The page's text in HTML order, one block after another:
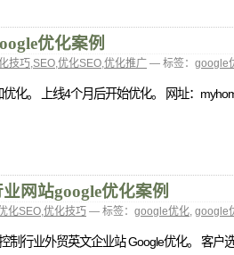
优化案例
技巧,SEO,优化SEO,优化推广 — 标签： google
化。 上线4个月后开始优化。 网址：
网站google优化案例
化SEO,优化技巧 — 标签： google优化, google
制行业外贸英文企业站 Google优化。 客